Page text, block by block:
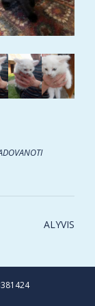
ALYVIS